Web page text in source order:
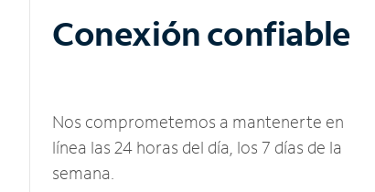
Conexión confiable
Nos comprometemos a mantenerte en
línea las 24 horas del día, los 7 días de la
semana.